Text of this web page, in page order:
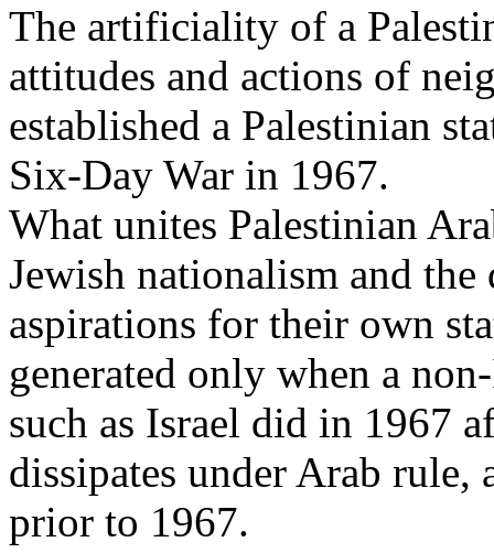
The artificiality of a
attitudes and actions of
established a Palestinian
Six-Day War in 1967.
What unites Palestinian
Jewish nationalism and
aspirations for their own
generated only when a
such as Israel did in 1967
dissipates under Arab
prior to 1967.